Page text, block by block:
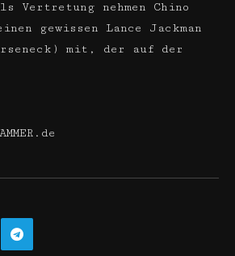
Vertretung nehmen Chino
gewissen Lance Jackman
mit, der auf der